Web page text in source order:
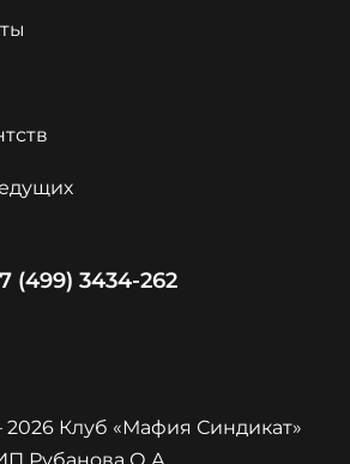
(499) 3434-262
2026 Клуб «Мафия Синдикат»